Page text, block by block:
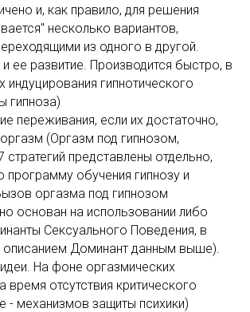
и, как правило, для решения
несколько вариантов,
из одного в другой.
и ее развитие. Производится быстро, в
индуцирования гипнотического
гипноза)
переживания, если их достаточно,
(Оргазм под гипнозом,
стратегий представлены отдельно,
обучения гипнозу и
оргазма под гипнозом
основан на использовании либо
Сексуального Поведения, в
описанием Доминант данным выше).
На фоне оргазмических
время отсутствия критического
- механизмов защиты психики)